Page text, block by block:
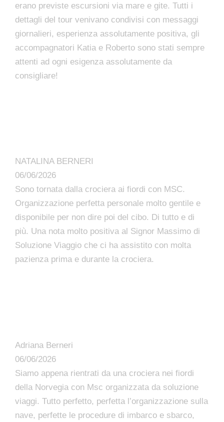
erano previste escursioni via mare e gite. Tutti i
dettagli del tour venivano condivisi con messaggi
giornalieri, esperienza assolutamente positiva, gli
accompagnatori Katia e Roberto sono stati sempre
attenti ad ogni esigenza assolutamente da
consigliare!
NATALINA BERNERI
06/06/2026
Sono tornata dalla crociera ai fiordi con MSC.
Organizzazione perfetta personale molto gentile e
disponibile per non dire poi del cibo. Di tutto e di
più. Una nota molto positiva al Signor Massimo di
Soluzione Viaggio che ci ha assistito con molta
pazienza prima e durante la crociera.
Adriana Berneri
06/06/2026
Siamo appena rientrati da una crociera nei fiordi
della Norvegia con Msc organizzata da soluzione
viaggi. Tutto perfetto, perfetta l’organizzazione sulla
nave, perfette le procedure di imbarco e sbarco,